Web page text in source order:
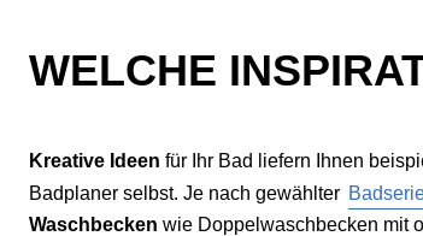
WELCHE
Kreative Ideen für Ihr Bad liefern Ihnen
Badplaner selbst. Je nach gewählter
Waschbecken wie Doppelwaschbecken mit